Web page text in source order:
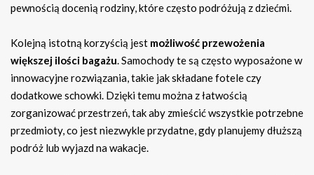
pewnością docenią rodziny, które często podróżują z dziećmi.
Kolejną istotną korzyścią jest możliwość przewożenia
większej ilości bagażu. Samochody te są często wyposażone w
innowacyjne rozwiązania, takie jak składane fotele czy
dodatkowe schowki. Dzięki temu można z łatwością
zorganizować przestrzeń, tak aby zmieścić wszystkie potrzebne
przedmioty, co jest niezwykle przydatne, gdy planujemy dłuższą
podróż lub wyjazd na wakacje.